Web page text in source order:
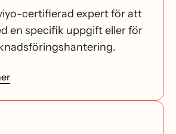
certifierad expert för att
en specifik uppgift eller för